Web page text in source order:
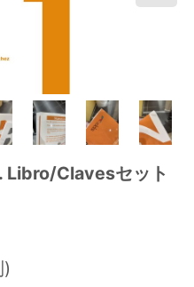
Libro/Clavesセット